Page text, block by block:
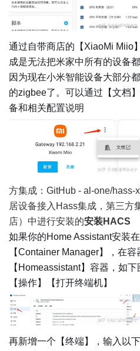
通过自带商店的【XiaoMi Miio
成是无法把米家中所有的设备
因为现在小米智能设备大部分
的zigbee了。可以通过【文档
备和相关配置说明
方集成： GitHub - al-one/hass-
居设备接入Hass集成 ，第三方
店）中进行安装的安装HACS
如果你的Home Assistant安装
【Container Manager】，在容
【Homeassistant】容器，如
【操作】【打开终端机】
再新增一个【终端】，输入以